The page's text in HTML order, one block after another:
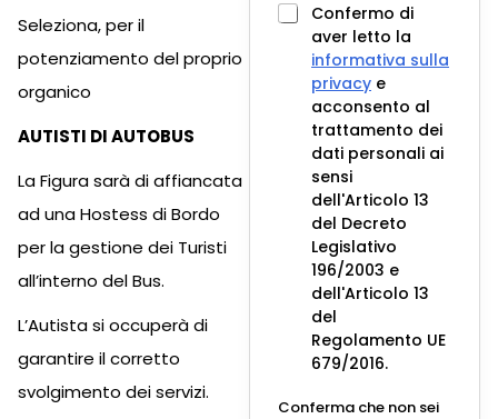
Seleziona, per il
potenziamento del proprio
organico
AUTISTI DI AUTOBUS
La Figura sarà di affiancata
ad una Hostess di Bordo
per la gestione dei Turisti
all’interno del Bus.
L’Autista si occuperà di
garantire il corretto
svolgimento dei servizi.
Confermo di
aver letto la
informativa sulla
privacy e
acconsento al
trattamento dei
dati personali ai
sensi
dell'Articolo 13
del Decreto
Legislativo
196/2003 e
dell'Articolo 13
del
Regolamento UE
679/2016.
Conferma che non sei